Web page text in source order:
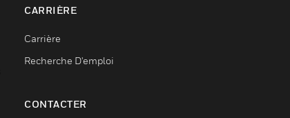
CARRIÈRE
Carrière
Recherche D'emploi
CONTACTER